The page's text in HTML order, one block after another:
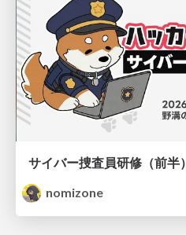
サイバー捜査員研修（前半）
nomizone